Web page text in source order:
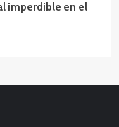
imperdible en el